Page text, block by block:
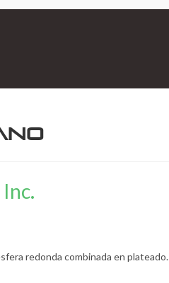
redonda combinada en plateado.